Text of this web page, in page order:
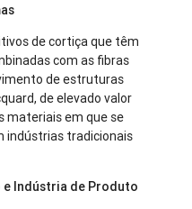
de cortiça que têm
com as fibras
de estruturas
de elevado valor
materiais em que se
indústrias tradicionais
Indústria de Produto